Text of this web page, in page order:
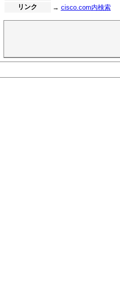
リンク
→ cisco.com内検索